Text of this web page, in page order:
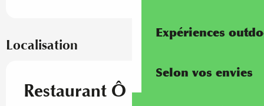
Expériences
Selon vos envies
Localisation
Restaurant Ô P'tit creux